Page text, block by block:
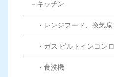
－キッチン
・レンジフード、換気扇
・ガス ビルトインコンロ
・食洗機